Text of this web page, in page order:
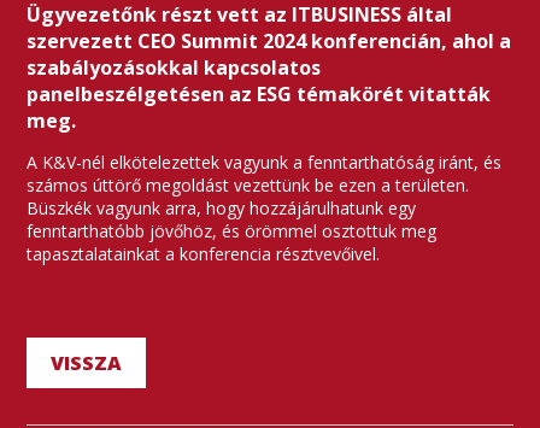
Ügyvezetőnk részt vett az ITBUSINESS által
szervezett CEO Summit 2024 konferencián, ahol a
szabályozásokkal kapcsolatos
panelbeszélgetésen az ESG témakörét vitatták
meg.
A K&V-nél elkötelezettek vagyunk a fenntarthatóság iránt, és
számos úttörő megoldást vezettünk be ezen a területen.
Büszkék vagyunk arra, hogy hozzájárulhatunk egy
fenntarthatóbb jövőhöz, és örömmel osztottuk meg
tapasztalatainkat a konferencia résztvevőivel.
VISSZA